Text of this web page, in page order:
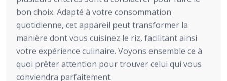
bon choix. Adapté à votre consommation
quotidienne, cet appareil peut transformer la
manière dont vous cuisinez le riz, facilitant ainsi
votre expérience culinaire. Voyons ensemble ce à
quoi prêter attention pour trouver celui qui vous
conviendra parfaitement.